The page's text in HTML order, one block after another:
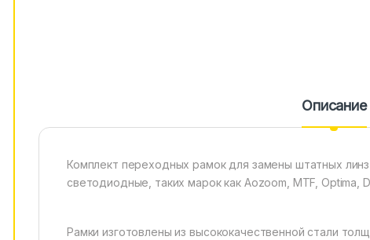
Описание
Комплект переходных рамок для замены штатных линз
светодиодные, таких марок как Aozoom, MTF, Optima,
Рамки изготовлены из высококачественной стали